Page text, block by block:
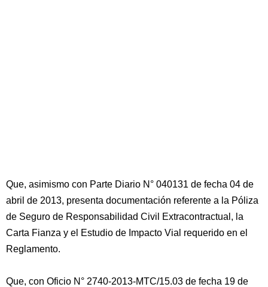
Que, asimismo con Parte Diario N° 040131 de fecha 04 de
abril de 2013, presenta documentación referente a la Póliza
de Seguro de Responsabilidad Civil Extracontractual, la
Carta Fianza y el Estudio de Impacto Vial requerido en el
Reglamento.
Que, con Oficio N° 2740-2013-MTC/15.03 de fecha 19 de